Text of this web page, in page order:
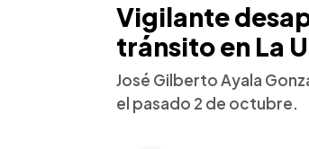
Vigilante
tránsito en La
José Gilberto Ayala
el pasado 2 de octubre.